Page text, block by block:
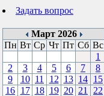
Задать вопрос
Март 2026
Пн Вт Ср Чт Пт Сб Вс
1
2
3 4 5 6 7
8
9
10 11 12 13 14 15
16 17 18 19 20 21
22